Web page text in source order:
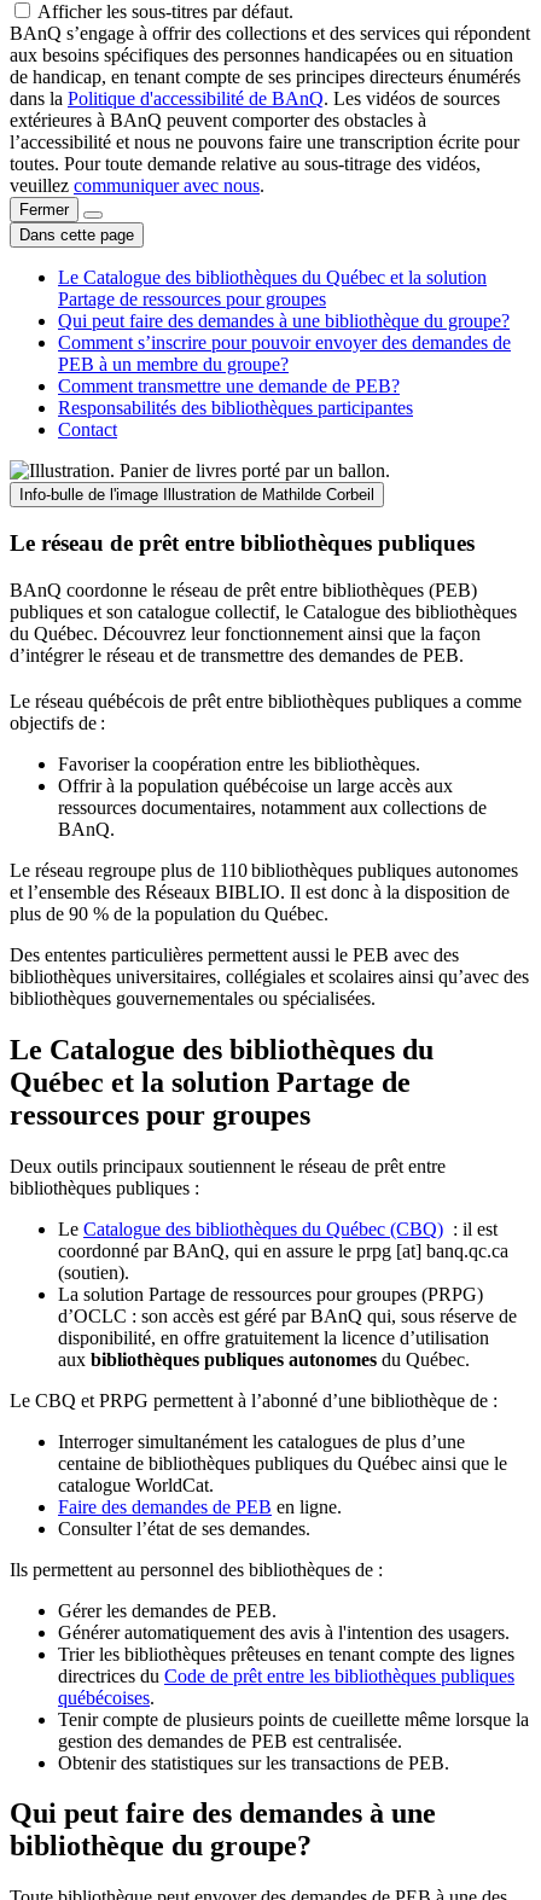
Afficher les sous-titres par défaut.
BAnQ s’engage à offrir des collections et des services qui répondent
aux besoins spécifiques des personnes handicapées ou en situation
de handicap, en tenant compte de ses principes directeurs énumérés
dans la Politique d'accessibilité de BAnQ. Les vidéos de sources
extérieures à BAnQ peuvent comporter des obstacles à
l’accessibilité et nous ne pouvons faire une transcription écrite pour
toutes. Pour toute demande relative au sous-titrage des vidéos,
veuillez communiquer avec nous.
Fermer
Dans cette page
Le Catalogue des bibliothèques du Québec et la solution
Partage de ressources pour groupes
Qui peut faire des demandes à une bibliothèque du groupe?
Comment s’inscrire pour pouvoir envoyer des demandes de
PEB à un membre du groupe?
Comment transmettre une demande de PEB?
Responsabilités des bibliothèques participantes
Contact
Info-bulle de l'image Illustration de Mathilde Corbeil
Le réseau de prêt entre bibliothèques publiques
BAnQ coordonne le réseau de prêt entre bibliothèques (PEB)
publiques et son catalogue collectif, le Catalogue des bibliothèques
du Québec. Découvrez leur fonctionnement ainsi que la façon
d’intégrer le réseau et de transmettre des demandes de PEB.
Le réseau québécois de prêt entre bibliothèques publiques a comme
objectifs de :
Favoriser la coopération entre les bibliothèques.
Offrir à la population québécoise un large accès aux
ressources documentaires, notamment aux collections de
BAnQ.
Le réseau regroupe plus de 110bibliothèques publiques autonomes
et l’ensemble des Réseaux BIBLIO. Il est donc à la disposition de
plus de 90 % de la population du Québec.
Des ententes particulières permettent aussi le PEB avec des
bibliothèques universitaires, collégiales et scolaires ainsi qu’avec des
bibliothèques gouvernementales ou spécialisées.
Le Catalogue des bibliothèques du
Québec et la solution Partage de
ressources pour groupes
Deux outils principaux soutiennent le réseau de prêt entre
bibliothèques publiques :
Le Catalogue des bibliothèques du Québec (CBQ) : il est
coordonné par BAnQ, qui en assure le prpg [at] banq.qc.ca
(soutien).
La solution Partage de ressources pour groupes (PRPG)
d’OCLC : son accès est géré par BAnQ qui, sous réserve de
disponibilité, en offre gratuitement la licence d’utilisation
aux bibliothèques publiques autonomes du Québec.
Le CBQ et PRPG permettent à l’abonné d’une bibliothèque de :
Interroger simultanément les catalogues de plus d’une
centaine de bibliothèques publiques du Québec ainsi que le
catalogue WorldCat.
Faire des demandes de PEB en ligne.
Consulter l’état de ses demandes.
Ils permettent au personnel des bibliothèques de :
Gérer les demandes de PEB.
Générer automatiquement des avis à l'intention des usagers.
Trier les bibliothèques prêteuses en tenant compte des lignes
directrices du Code de prêt entre les bibliothèques publiques
québécoises.
Tenir compte de plusieurs points de cueillette même lorsque la
gestion des demandes de PEB est centralisée.
Obtenir des statistiques sur les transactions de PEB.
Qui peut faire des demandes à une
bibliothèque du groupe?